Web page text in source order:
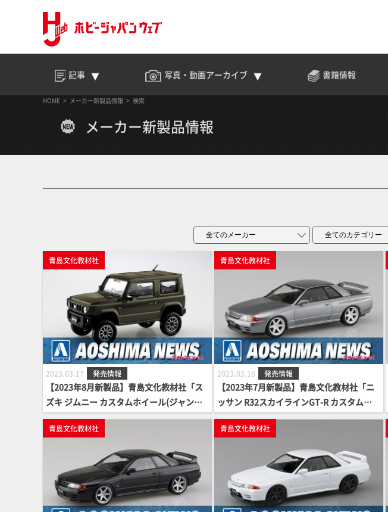
記事 写真・動画アーカイブ 書籍情報
HOME メーカー新製品情報 検索
メーカー新製品情報
青島文化教材社
2023.03.17 発売情報
【2023年8月新製品】青島文化教材社「ス
ズキ ジムニー カスタムホイール(ジャング
ルグリーン)」
青島文化教材社
2023.03.16 発売情報
【2023年7月新製品】青島文化教材社「ニ
ッサン R32スカイラインGT-R カスタムホ
イール(スパークシルバー)」
青島文化教材社 青島文化教材社